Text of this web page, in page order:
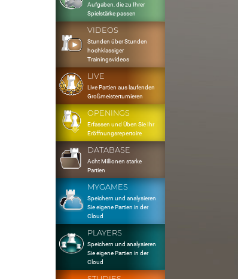
Aufgaben, die zu Ihrer
Spielstärke passen
VIDEOS
Stunden über Stunden
hochklassiger
Trainingsvideos
LIVE
Live Partien aus laufenden
Großmeisterturnieren
OPENINGS
Erfassen und Üben Sie Ihr
Eröffnungsrepertoire
DATABASE
Acht Millionen starke
Partien
MYGAMES
Speichern und analysieren
Sie eigene Partien in der
Cloud
PLAYERS
Speichern und analysieren
Sie eigene Partien in der
Cloud